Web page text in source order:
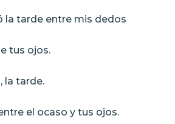
la tarde entre mis dedos
tus ojos.
la tarde.
el ocaso y tus ojos.